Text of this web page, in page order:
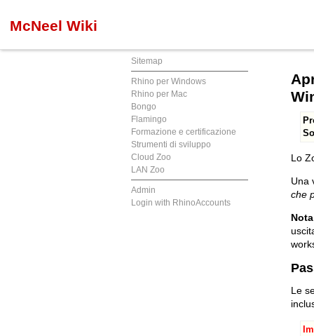
McNeel Wiki
Sitemap
Rhino per Windows
Rhino per Mac
Bongo
Flamingo
Formazione e certificazione
Strumenti di sviluppo
Cloud Zoo
LAN Zoo
Admin
Login with RhinoAccounts
Lo
Una
che
Le